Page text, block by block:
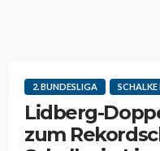
2. BUNDESLIGA SCHALKE
Lidberg-
zum